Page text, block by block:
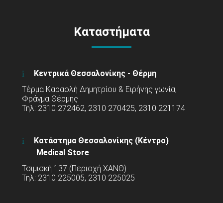
Καταστήματα
Κεντρικά Θεσσαλονίκης - Θέρμη
Τέρμα Καραολή Δημητρίου & Ειρήνης γωνία,
Φράγμα Θέρμης
Τηλ: 2310 272462, 2310 270425, 2310 221174
Κατάστημα Θεσσαλονίκης (Κέντρο)
Medical Store
Τσιμισκή 137 (Περιοχή ΧΑΝΘ)
Τηλ: 2310 225005, 2310 225025